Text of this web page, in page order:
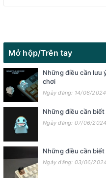
Mở hộp/Trên tay
Những điều cần lưu
chơi
Ngày đăng: 14/06/2024
Những điều cần
Ngày đăng: 07/06/2024
Những điều cần
Ngày đăng: 03/06/2024